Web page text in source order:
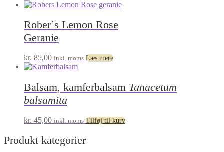
Rober`s Lemon Rose
Geranie
kr. 85,00 inkl. moms Læs mere
Balsam, kamferbalsam Tanacetum
balsamita
kr. 45,00 inkl. moms Tilføj til kurv
Produkt kategorier